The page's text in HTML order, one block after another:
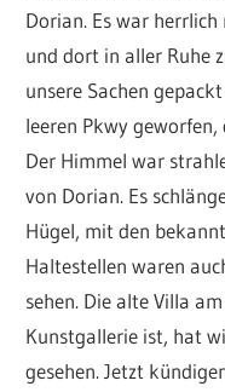
Dorian. Es war
und dort in aller Ruhe
unsere Sachen
leeren Pkwy geworfen,
Der Himmel war
von Dorian. Es
Hügel, mit den
Haltestellen waren
sehen. Die alte Villa
Kunstgallerie ist, hat
gesehen. Jetzt